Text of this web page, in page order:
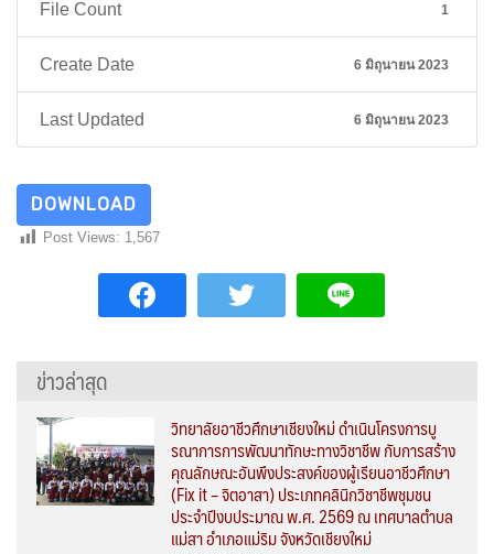
File Count 1
Create Date 6 มิถุนายน 2023
Last Updated 6 มิถุนายน 2023
DOWNLOAD
Post Views: 1,567
ข่าวล่าสุด
วิทยาลัยอาชีวศึกษาเชียงใหม่ ดำเนินโครงการบู
รณาการการพัฒนาทักษะทางวิชาชีพ กับการสร้าง
คุณลักษณะอันพึงประสงค์ของผู้เรียนอาชีวศึกษา
(Fix it – จิตอาสา) ประเภทคลินิกวิชาชีพชุมชน
ประจำปีงบประมาณ พ.ศ. 2569 ณ เทศบาลตำบล
แม่สา อำเภอแม่ริม จังหวัดเชียงใหม่